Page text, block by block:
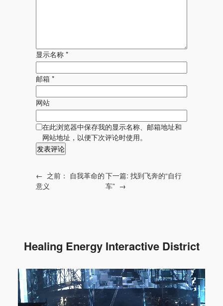
显示名称 *
邮箱 *
网站
在此浏览器中保存我的显示名称、邮箱地址和
网站地址，以便下次评论时使用。
← 之前： 自我革命的
意义
下一篇:找到飞奔的“自行
车” →
Healing Energy Interactive District